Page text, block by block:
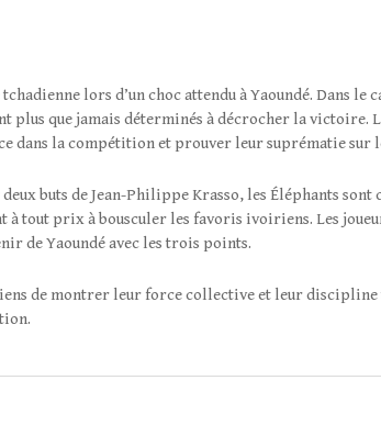
lors d’un choc attendu à Yaoundé. Dans le
plus que jamais déterminés à décrocher la victoire.
dans la compétition et prouver leur suprématie sur
buts de Jean-Philippe Krasso, les Éléphants sont
tout prix à bousculer les favoris ivoiriens. Les
de Yaoundé avec les trois points.
de montrer leur force collective et leur discipline